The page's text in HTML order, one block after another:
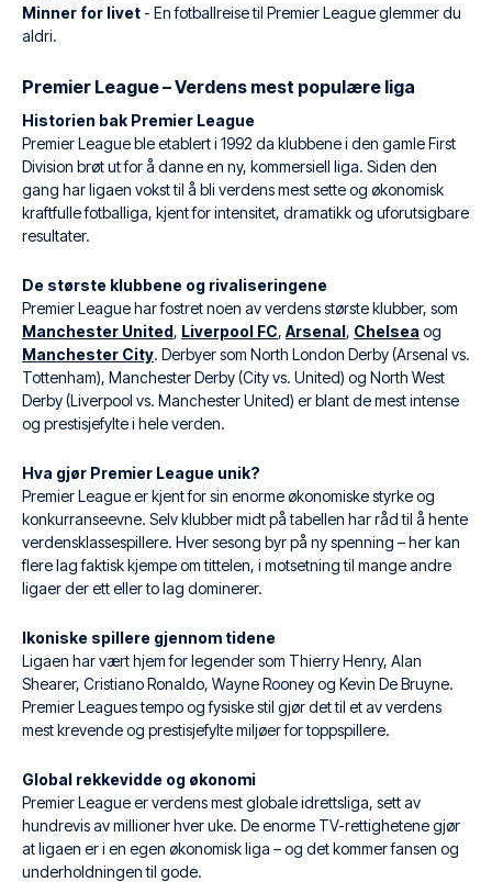
Minner for livet - En fotballreise til Premier League glemmer du
aldri.
Premier League – Verdens mest populære liga
Historien bak Premier League
Premier League ble etablert i 1992 da klubbene i den gamle First
Division brøt ut for å danne en ny, kommersiell liga. Siden den
gang har ligaen vokst til å bli verdens mest sette og økonomisk
kraftfulle fotballiga, kjent for intensitet, dramatikk og uforutsigbare
resultater.
De største klubbene og rivaliseringene
Premier League har fostret noen av verdens største klubber, som
Manchester United, Liverpool FC, Arsenal, Chelsea og
Manchester City. Derbyer som North London Derby (Arsenal vs.
Tottenham), Manchester Derby (City vs. United) og North West
Derby (Liverpool vs. Manchester United) er blant de mest intense
og prestisjefylte i hele verden.
Hva gjør Premier League unik?
Premier League er kjent for sin enorme økonomiske styrke og
konkurranseevne. Selv klubber midt på tabellen har råd til å hente
verdensklassespillere. Hver sesong byr på ny spenning – her kan
flere lag faktisk kjempe om tittelen, i motsetning til mange andre
ligaer der ett eller to lag dominerer.
Ikoniske spillere gjennom tidene
Ligaen har vært hjem for legender som Thierry Henry, Alan
Shearer, Cristiano Ronaldo, Wayne Rooney og Kevin De Bruyne.
Premier Leagues tempo og fysiske stil gjør det til et av verdens
mest krevende og prestisjefylte miljøer for toppspillere.
Global rekkevidde og økonomi
Premier League er verdens mest globale idrettsliga, sett av
hundrevis av millioner hver uke. De enorme TV-rettighetene gjør
at ligaen er i en egen økonomisk liga – og det kommer fansen og
underholdningen til gode.